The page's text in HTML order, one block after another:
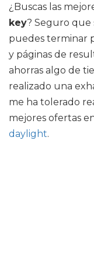
¿Buscas las
key? Seguro que
puedes terminar
y páginas de
ahorras algo de
realizado una
me ha tolerado
mejores ofertas
daylight.